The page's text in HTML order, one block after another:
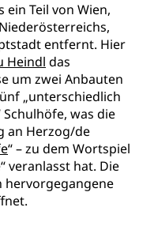
Teil von Wien,
entfernt. Hier
Heindl das
um zwei Anbauten
„unterschiedlich
was die
an Herzog/de
“ – zu dem Wortspiel
veranlasst hat. Die
hervorgegangene